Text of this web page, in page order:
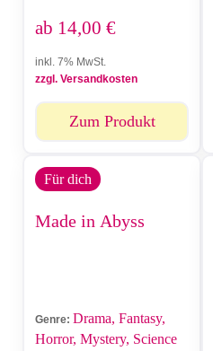
ab 14,00 €
inkl. 7% MwSt.
zzgl. Versandkosten
Zum Produkt
Für dich
Made in Abyss
Genre: Drama, Fantasy,
Horror, Mystery, Science